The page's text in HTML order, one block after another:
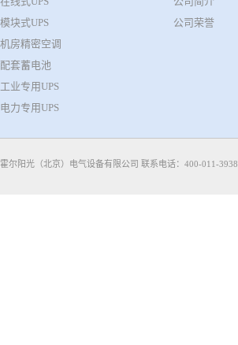
模块式UPS
机房精密空调
配套蓄电池
工业专用UPS
电力专用UPS
公司荣誉
霍尔阳光（北京）电气设备有限公司 联系电话：400-011-3938